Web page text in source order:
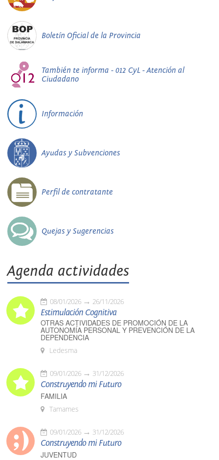
Boletín Oficial de la Provincia
También te informa - 012 CyL - Atención al
Ciudadano
Información
Ayudas y Subvenciones
Perfil de contratante
Quejas y Sugerencias
Agenda actividades
08/01/2026 26/11/2026
Estimulación Cognitiva
OTRAS ACTIVIDADES DE PROMOCIÓN DE LA
AUTONOMÍA PERSONAL Y PREVENCIÓN DE LA
DEPENDENCIA
Ledesma
09/01/2026 31/12/2026
Construyendo mi Futuro
FAMILIA
Tamames
09/01/2026 31/12/2026
Construyendo mi Futuro
JUVENTUD